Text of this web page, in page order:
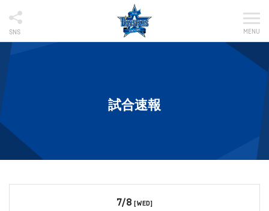
SNS MENU
試合速報
7/8 [WED]